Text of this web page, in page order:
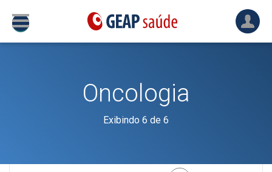
Oncologia
Exibindo 6 de 6